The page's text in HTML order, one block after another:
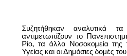
Συζητήθηκαν αναλυτικά
αντιμετωπίζουν το
Ρίο, τα άλλα Νοσοκομεία της
Υγείας και οι Δημόσιες δομές